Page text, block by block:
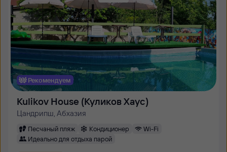
Рекомендуем
Kulikov House (Куликов Хаус)
Цандрипш, Абхазия
Песчаный пляж Кондиционер
Wi-Fi
Идеально для отдыха парой